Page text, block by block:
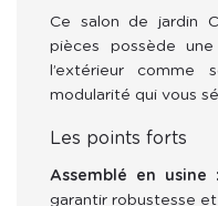
Ce salon de jardin
pièces possède
l’extérieur comme
modularité qui vous
Les points forts
Assemblé en usine
garantir robustesse